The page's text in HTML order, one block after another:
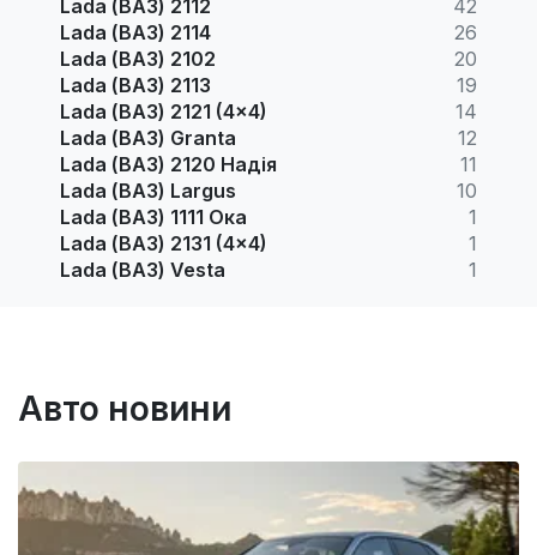
Lada (ВАЗ) 2112
42
Lada (ВАЗ) 2114
26
Lada (ВАЗ) 2102
20
Lada (ВАЗ) 2113
19
Lada (ВАЗ) 2121 (4x4)
14
Lada (ВАЗ) Granta
12
Lada (ВАЗ) 2120 Надія
11
Lada (ВАЗ) Largus
10
Lada (ВАЗ) 1111 Ока
1
Lada (ВАЗ) 2131 (4x4)
1
Lada (ВАЗ) Vesta
1
Авто новини